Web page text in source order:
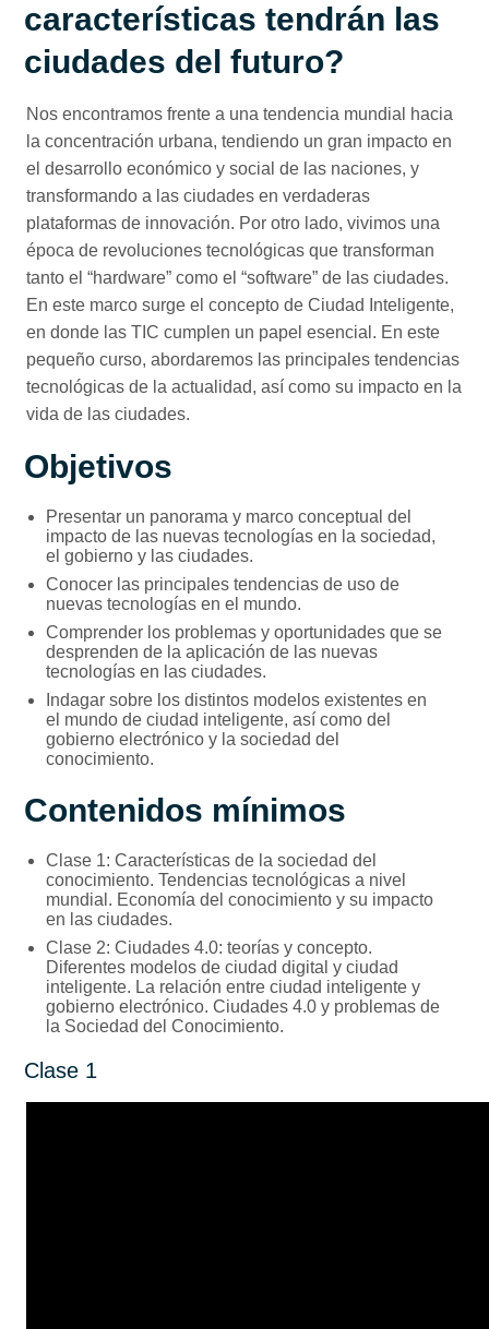
características tendrán las
ciudades del futuro?
Nos encontramos frente a una tendencia mundial hacia
la concentración urbana, tendiendo un gran impacto en
el desarrollo económico y social de las naciones, y
transformando a las ciudades en verdaderas
plataformas de innovación. Por otro lado, vivimos una
época de revoluciones tecnológicas que transforman
tanto el “hardware” como el “software” de las ciudades.
En este marco surge el concepto de Ciudad Inteligente,
en donde las TIC cumplen un papel esencial. En este
pequeño curso, abordaremos las principales tendencias
tecnológicas de la actualidad, así como su impacto en la
vida de las ciudades.
Objetivos
Presentar un panorama y marco conceptual del
impacto de las nuevas tecnologías en la sociedad,
el gobierno y las ciudades.
Conocer las principales tendencias de uso de
nuevas tecnologías en el mundo.
Comprender los problemas y oportunidades que se
desprenden de la aplicación de las nuevas
tecnologías en las ciudades.
Indagar sobre los distintos modelos existentes en
el mundo de ciudad inteligente, así como del
gobierno electrónico y la sociedad del
conocimiento.
Contenidos mínimos
Clase 1: Características de la sociedad del
conocimiento. Tendencias tecnológicas a nivel
mundial. Economía del conocimiento y su impacto
en las ciudades.
Clase 2: Ciudades 4.0: teorías y concepto.
Diferentes modelos de ciudad digital y ciudad
inteligente. La relación entre ciudad inteligente y
gobierno electrónico. Ciudades 4.0 y problemas de
la Sociedad del Conocimiento.
Clase 1